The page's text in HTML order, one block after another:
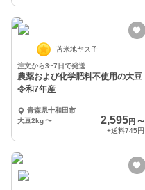
苫米地ヤス子
注文から3~7日で発送
農薬および化学肥料不使用の大豆
令和7年産
青森県十和田市
大豆2kg〜 2,595円 〜
+送料745円